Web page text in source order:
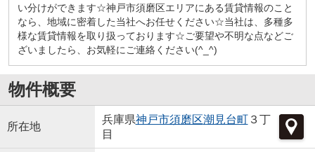
い分けができます☆神戸市須磨区エリアにある賃貸情報のこと
なら、地域に密着した当社へお任せください☆当社は、多種多
様な賃貸情報を取り扱っております☆ご要望や不明な点などご
ざいましたら、お気軽にご連絡ください(^_^)
物件概要
所在地
兵庫県神戸市須磨区潮見台町３丁
目